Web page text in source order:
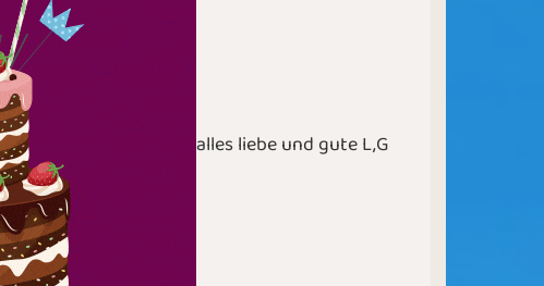
alles liebe und gute L,G